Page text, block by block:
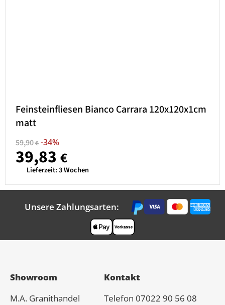
Feinsteinfliesen Bianco Carrara 120x120x1cm
matt
59,90€ -34%
39,83 €
Lieferzeit:3 Wochen
Unsere Zahlungsarten:
Showroom
M.A. Granithandel
Kontakt
Telefon 07022 90 56 08